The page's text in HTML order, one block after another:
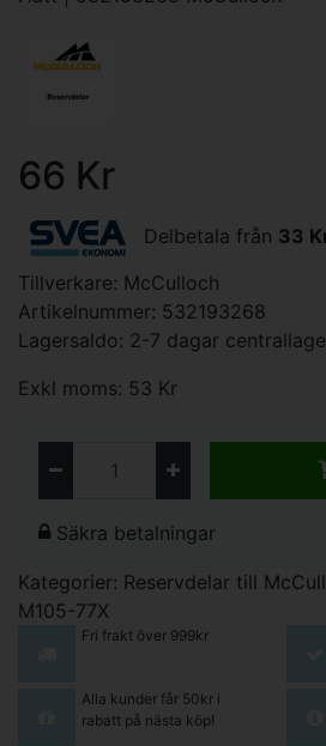
66 Kr
Delbetala från 33
Tillverkare: McCulloch
Artikelnummer: 532193268
Lagersaldo: 2-7 dagar
Exkl moms: 53 Kr
Säkra betalningar
Kategorier: Reservdelar till
M105-77X
Fri frakt över 999kr
Alla kunder får 50kr i
rabatt på nästa köp!